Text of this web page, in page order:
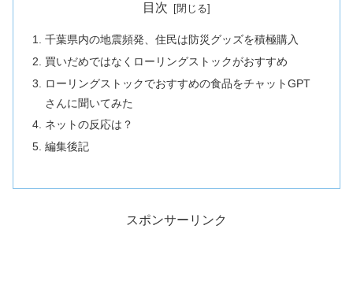
目次
千葉県内の地震頻発、住民は防災グッズを積極購入
買いだめではなくローリングストックがおすすめ
ローリングストックでおすすめの食品をチャットGPT
さんに聞いてみた
ネットの反応は？
編集後記
スポンサーリンク